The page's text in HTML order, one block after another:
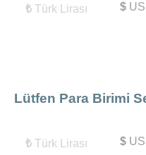
₺ Türk Lirası $US
Lütfen Para Birimi
₺ Türk Lirası $US